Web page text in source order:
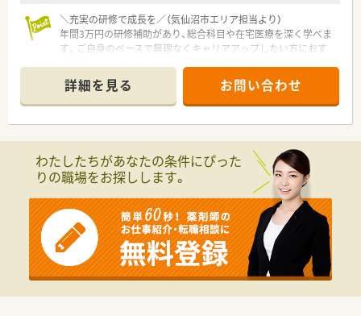
＼充実の研修で成長を／（気仙沼市エリア担当より）
年間3万円の研修補助があり、総合科目や在宅医療を深く学べま
す。ご自身のペースで無理なくキャリアアップしたい方におす
＊------------------------------------------＊
【店舗情報と応需状況について】
■JR気仙沼線の南気仙沼駅より車で10分ほどの場所に位置し、
■近隣の総合病院からの処方箋を1日平均250枚ほど応需してお
り、幅広い知識が身につきます。
■薬剤師は常勤10名が在籍しており、事務員も9名いるため手厚
【法人特徴について】
■医療や介護など5つの事業を柱に展開する健康の総合商社とし
て、安定した経営基盤を築いている企業です。
■在宅医療の分野において20年以上の豊富な実績とノウハウを
持ち、地域社会からの信頼も厚い法人です。
■従来の枠にとらわれず、新しい設備の導入やサービスの開発に
詳細を見る お問い合わせ
わたしたちがあなたの条件にぴった
りの職場をお探しします。